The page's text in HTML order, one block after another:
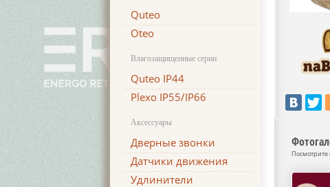
Quteo
Oteo
Влагозащищенные серии
Quteo IP44
Plexo IP55/IP66
Аксессуары
Дверные звонки
Датчики движения
Удлинители
Посмотрите